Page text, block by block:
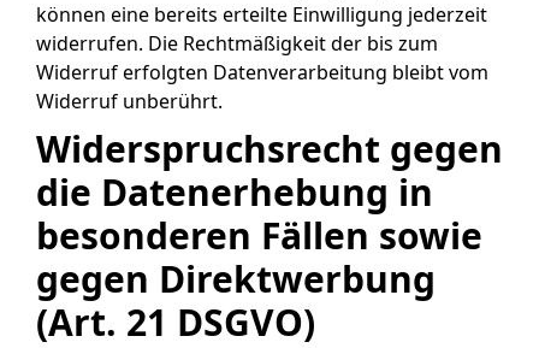
können eine bereits erteilte Einwilligung jederzeit
widerrufen. Die Rechtmäßigkeit der bis zum
Widerruf erfolgten Datenverarbeitung bleibt vom
Widerruf unberührt.
Widerspruchsrecht gegen
die Datenerhebung in
besonderen Fällen sowie
gegen Direktwerbung
(Art. 21 DSGVO)